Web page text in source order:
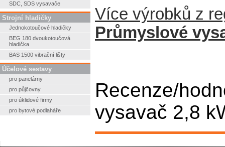
SDC, SDS vysavače
Strojní hladičky
Jednokotoučové hladičky
BEG 180 dvoukotoučová
hladička
BAS 1500 vibrační lišty
Účelové sestavy
pro panelárny
pro půjčovny
pro úklidové firmy
pro bytové podlaháře
Více výrobků z
Průmyslové
Recenze/
vysavač 2,8